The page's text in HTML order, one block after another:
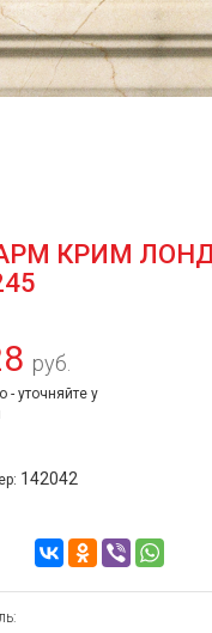
КРИМ
руб.
- уточняйте у
142042